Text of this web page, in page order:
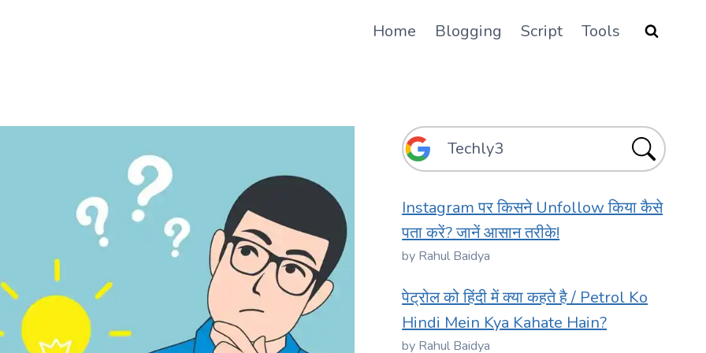
Home Blogging Script Tools
Instagram पर किसने Unfollow किया कैसे
पता करें? जानें आसान तरीके!
by Rahul Baidya
पेट्रोल को हिंदी में क्या कहते है / Petrol Ko
Hindi Mein Kya Kahate Hain?
by Rahul Baidya